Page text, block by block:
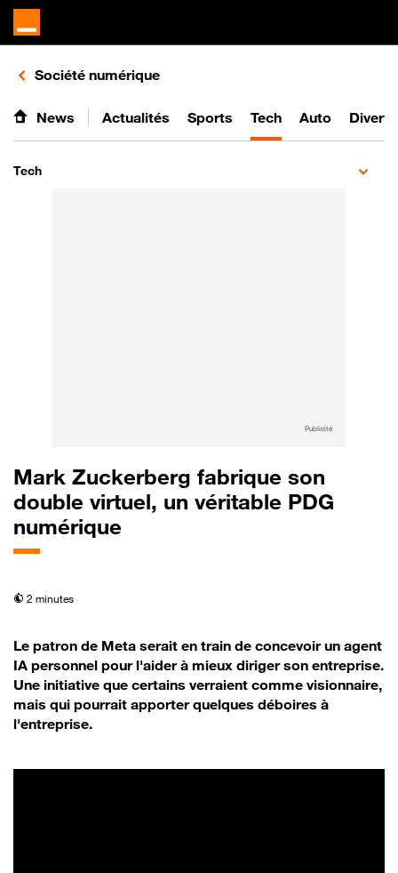
Retours vers le listing d'articles de la catégorie
Société numérique
News Actualités Sports Tech Auto
Tech
Publicité
Mark Zuckerberg fabrique son
double virtuel, un véritable PDG
numérique
temps de lecture
2 minutes
Le patron de Meta serait en train de concevoir un agent
IA personnel pour l'aider à mieux diriger son entreprise.
Une initiative que certains verraient comme visionnaire,
mais qui pourrait apporter quelques déboires à
l'entreprise.